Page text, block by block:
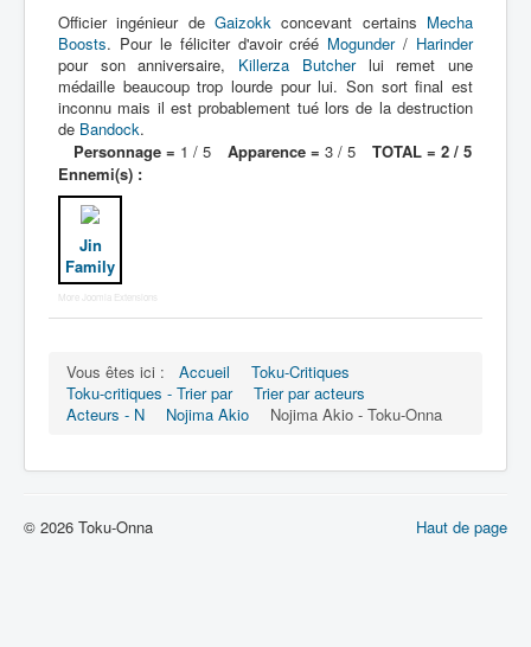
K
L
M
N
O
Q
R
T
V
Officier ingénieur de Gaizokk concevant certains Mecha
Boosts. Pour le féliciter d'avoir créé Mogunder/ Harinder
pour son anniversaire, Killerza Butcherlui remet une
médaille beaucoup trop lourde pour lui. Son sort final est
inconnu mais il est probablement tué lors de la destruction
de Bandock.
Personnage = 1 / 5 Apparence = 3 / 5
TOTAL = 2 / 5
Ennemi(s) :
Jin
Family
More Joomla Extensions
Vous êtes ici : Accueil
Toku-Critiques
Toku-critiques - Trier par
Trier par acteurs
Acteurs - N
Nojima Akio Nojima Akio - Toku-Onna
Haut de page
© 2026 Toku-Onna